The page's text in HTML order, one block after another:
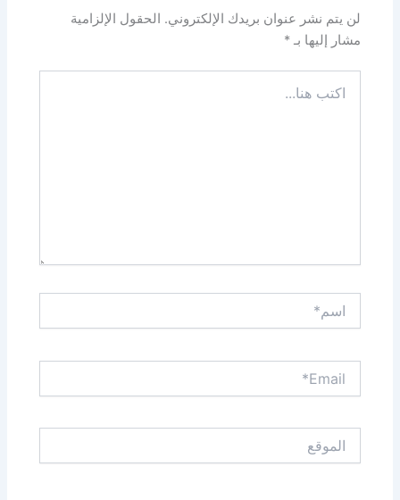
لن يتم نشر عنوان بريدك الإلكتروني. الحقول الإلزامية
مشار إليها بـ*
هنا...